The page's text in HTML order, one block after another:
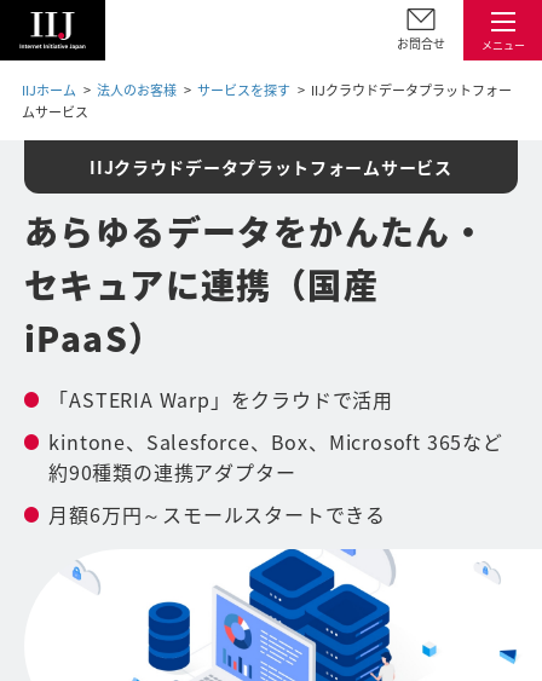
メニュー
お問合せ
IIJホーム 法人のお客様 サービスを探す
IIJクラウドデータプラットフォー
ムサービス
IIJクラウドデータプラットフォームサービス
あらゆるデータをかんたん・
セキュアに連携（国産
iPaaS）
「ASTERIA Warp」をクラウドで活用
kintone、Salesforce、Box、Microsoft 365など
約90種類の連携アダプター
月額6万円～スモールスタートできる